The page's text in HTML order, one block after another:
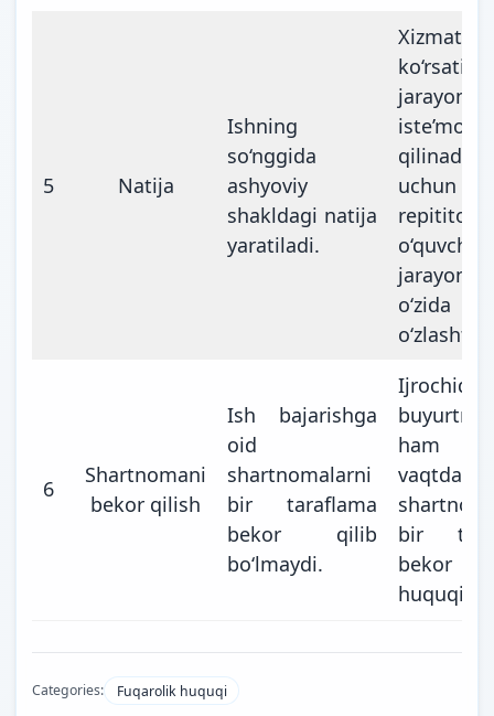
5 Natija
Ishning
so‘nggida
ashyoviy
shakldagi natija
yaratiladi.
ko‘rsatish
iste’mol
qilinadi.
uchun
6
Shartnomani
bekor qilish
Ish bajarishga
oid
shartnomalarni
bir taraflama
bekor qilib
bo‘lmaydi.
Ijrochida
ham
vaqtda
bir
bekor
huquqi
Categories: Fuqarolik huquqi